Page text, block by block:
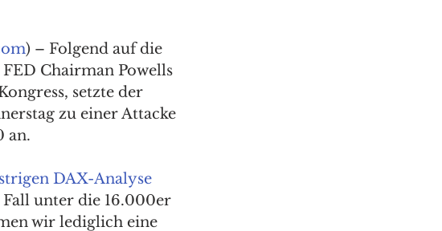
) – Folgend auf die
Chairman Powells
setzte der
zu einer Attacke
an.
DAX-Analyse
unter die 16.000er
wir lediglich eine